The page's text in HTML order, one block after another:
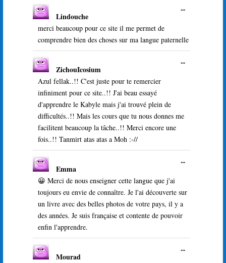
Lindouche
merci beaucoup pour ce site il me permet de
comprendre bien des choses sur ma langue paternelle
...Ouvrir/
méta.
ZichouIcosium
Azul fellak..!! C'est juste pour te remercier
infiniment pour ce site..!! J'ai beau essayé
d'apprendre le Kabyle mais j'ai trouvé plein de
difficultés..!! Mais les cours que tu nous donnes me
facilitent beaucoup la tâche..!! Merci encore une
fois..!! Tanmirt atas atas a Moh :-//
...Ouvrir/
Emma
😀 Merci de nous enseigner cette langue que j'ai
toujours eu envie de connaître. Je l'ai découverte sur
un livre avec des belles photos de votre pays, il y a
des années. Je suis française et contente de pouvoir
enfin l'apprendre.
...Ouvrir/
méta.
Mourad
...Ouvrir/